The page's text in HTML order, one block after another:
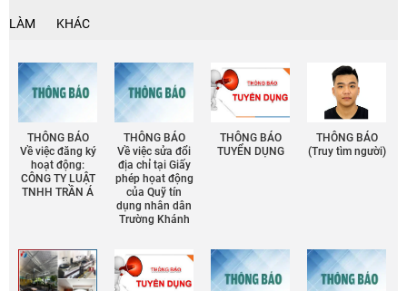
LÀM KHÁC
THÔNG BÁO
Về việc đăng ký
hoạt động:
CÔNG TY LUẬT
TNHH TRẦN Á
THÔNG BÁO
Về việc sửa đổi
địa chỉ tại Giấy
phép họat động
của Quỹ tín
dụng nhân dân
Trường Khánh
THÔNG BÁO
TUYỂN DỤNG
THÔNG BÁO
(Truy tìm người)